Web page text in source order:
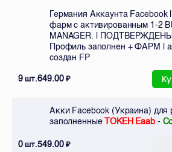
Германия Аккаунта Facebook
фарм с активированным 1-2
MANAGER. |
Профиль заполнен + ФАРМ |
создан FP
9шт.649.00₽
Акки Facebook (Украина) для
заполненныеТОКЕН Eaab-
0шт.549.00₽